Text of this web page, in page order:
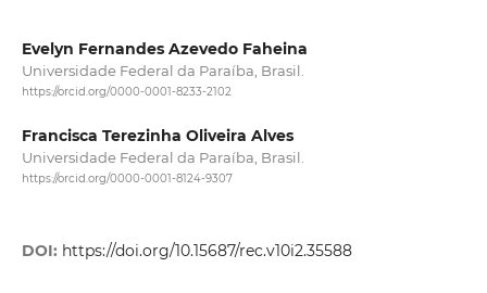
Evelyn Fernandes Azevedo Faheina
Universidade Federal da Paraíba, Brasil.
https://orcid.org/0000-0001-8233-2102
Francisca Terezinha Oliveira Alves
Universidade Federal da Paraíba, Brasil.
https://orcid.org/0000-0001-8124-9307
DOI: https://doi.org/10.15687/rec.v10i2.35588